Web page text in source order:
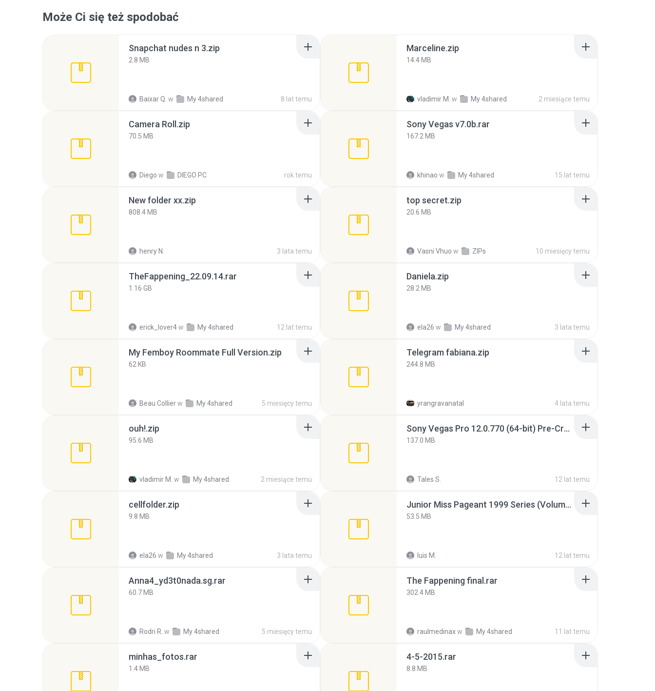
Może Ci się też spodobać
Snapchat nudes n 3.zip
2.8 MB
Baixar Q. w My 4shared 8 lat temu
Marceline.zip
14.4 MB
vladimir M. w My 4shared 2 miesiące temu
Camera Roll.zip
70.5 MB
Diego w DIEGO PC rok temu
Sony Vegas v7.0b.rar
167.2 MB
khinao w My 4shared 15 lat temu
New folder xx.zip
808.4 MB
henry N. 3 lata temu
top secret.zip
20.6 MB
Vasni Vhuo w ZIPs 10 miesięcy temu
TheFappening_22.09.14.rar
1.16 GB
erick_lover4w My 4shared 12 lat temu
Daniela.zip
28.2 MB
ela26 w My 4shared 3 lata temu
My Femboy Roommate Full Version.zip
62 KB
Beau Collierw My 4shared 5 miesięcy temu
Telegram fabiana.zip
244.8 MB
yrangravanatal 4 lata temu
ouh!.zip
95.6 MB
vladimir M. w My 4shared 2 miesiące temu
Sony Vegas Pro 12.0.770 (64-bit) Pre-Cracked.zip
137.0 MB
Tales S. 12 lat temu
cellfolder.zip
9.8 MB
ela26 w My 4shared 3 lata temu
Junior Miss Pageant 1999 Series (Volume I Part I NC 6).7z
53.5 MB
luis M. 12 lat temu
Anna4_yd3t0nada.sg.rar
60.7 MB
Rodri R. w My 4shared 5 miesięcy temu
The Fappening final.rar
302.4 MB
raulmedinaxw My 4shared 11 lat temu
minhas_fotos.rar
1.4 MB
4-5-2015.rar
8.8 MB